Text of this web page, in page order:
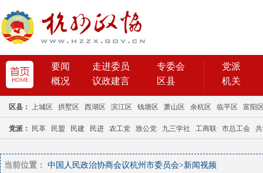
当前位置： 中国人民政治协商会议杭州市委员会>新闻视频